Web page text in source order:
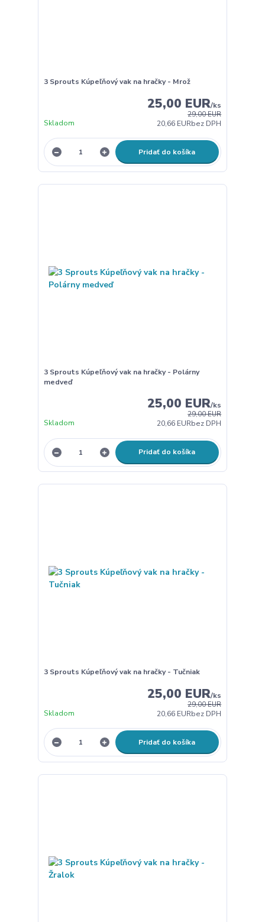
3 Sprouts Kúpeľňový vak na hračky - Mrož
29,00 EUR
25,00 EUR/ks
20,66 EURbez DPH
Skladom
Pridať do košíka
3 Sprouts Kúpeľňový vak na hračky - Polárny
medveď
29,00 EUR
25,00 EUR/ks
20,66 EURbez DPH
Skladom
Pridať do košíka
3 Sprouts Kúpeľňový vak na hračky - Tučniak
29,00 EUR
25,00 EUR/ks
20,66 EURbez DPH
Skladom
Pridať do košíka